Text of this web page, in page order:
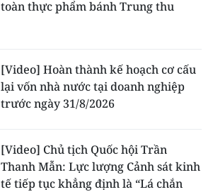
toàn thực phẩm bánh Trung thu
[Video] Hoàn thành kế hoạch cơ cấu
lại vốn nhà nước tại doanh nghiệp
trước ngày 31/8/2026
[Video] Chủ tịch Quốc hội Trần
Thanh Mẫn: Lực lượng Cảnh sát kinh
tế tiếp tục khẳng định là “Lá chắn